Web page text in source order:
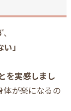
」
を実感しまし
体が楽になるの